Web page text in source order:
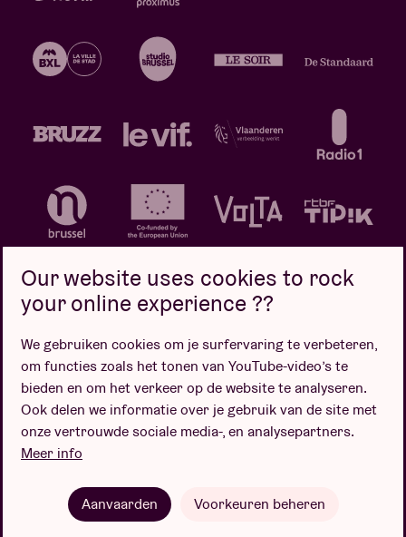
Privacybeleid Cookiebeleid
Verkoopsvoorwaarden
Design door
Our website uses cookies to rock
your online experience ??
We gebruiken cookies om je surfervaring te verbeteren,
om functies zoals het tonen van YouTube-video’s te
bieden en om het verkeer op de website te analyseren.
Ook delen we informatie over je gebruik van de site met
onze vertrouwde sociale media-, en analysepartners.
Meer info
Aanvaarden Voorkeuren beheren